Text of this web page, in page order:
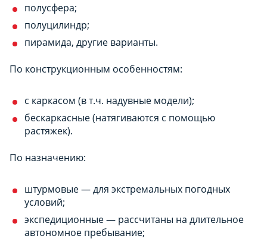
полусфера;
полуцилиндр;
пирамида, другие варианты.
По конструкционным особенностям:
с каркасом (в т.ч. надувные модели);
бескаркасные (натягиваются с помощью
растяжек).
По назначению:
штурмовые — для экстремальных погодных
условий;
экспедиционные — рассчитаны на длительное
автономное пребывание;